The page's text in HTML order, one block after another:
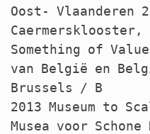
Oost- Vlaanderen
Caermersklooster,
Something of
van België en
Brussels / B
2013 Museum to
Musea voor